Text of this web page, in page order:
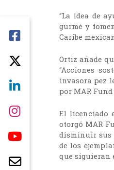
“La idea de
gurmé y
Caribe
Ortiz añade
“Acciones
invasora pez
por MAR
El licenciado
otorgó MAR
disminuir sus
de los
que siguieran